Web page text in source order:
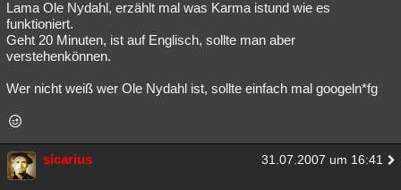
Lama Ole Nydahl, erzählt mal was Karma istund wie es
funktioniert.
Geht 20 Minuten, ist auf Englisch, sollte man aber
verstehenkönnen.
Wer nicht weiß wer Ole Nydahl ist, sollte einfach mal googeln*fg
sicarius 31.07.2007 um 16:41